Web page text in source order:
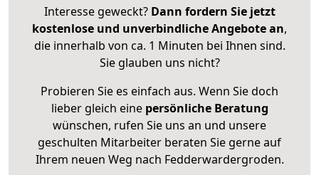
Interesse geweckt? Dann fordern Sie jetzt
kostenlose und unverbindliche Angebote an,
die innerhalb von ca. 1 Minuten bei Ihnen sind.
Sie glauben uns nicht?
Probieren Sie es einfach aus. Wenn Sie doch
lieber gleich eine persönliche Beratung
wünschen, rufen Sie uns an und unsere
geschulten Mitarbeiter beraten Sie gerne auf
Ihrem neuen Weg nach Fedderwardergroden.